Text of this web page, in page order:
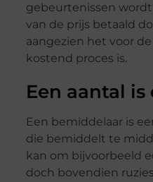
gebeurtenissen
van de prijs betaald
aangezien het voor
kostend proces is.
Een aantal
Een bemiddelaar is
die bemiddelt te
kan om bijvoorbeeld
doch bovendien